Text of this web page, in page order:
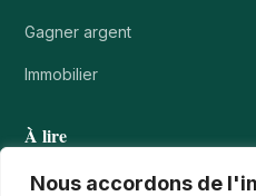
Nous accordons de
Gagner argent
Immobilier
À lire
Tournois casino : comprendre